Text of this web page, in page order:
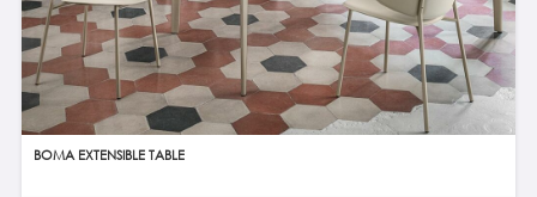
BOMA EXTENSIBLE TABLE